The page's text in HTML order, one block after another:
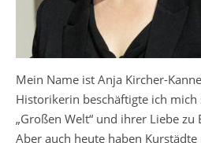
Mein Name ist Anja Kircher-
Historikerin beschäftigte ich
„Großen Welt“ und ihrer Liebe zu
Aber auch heute haben